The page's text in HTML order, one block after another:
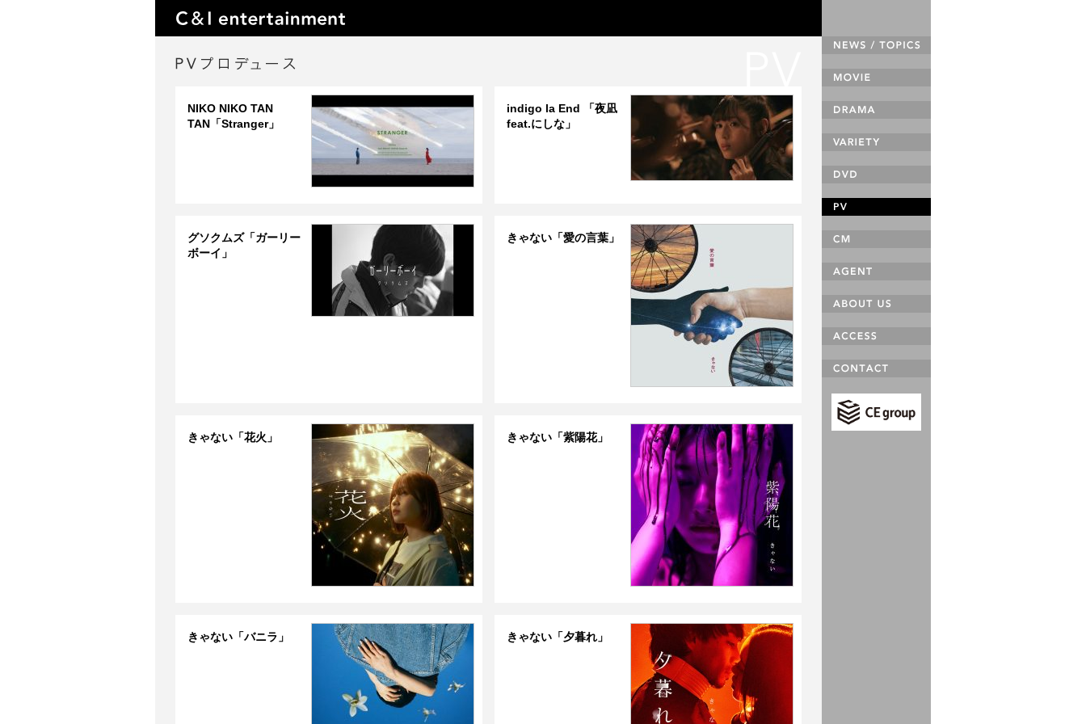
NIKO NIKO TAN
TAN「Stranger」
indigo la End 「夜凪
feat.にしな」
グソクムズ「ガーリー
ボーイ」
きゃない「愛の言葉」
きゃない「花火」 きゃない「紫陽花」
きゃない「バニラ」 きゃない「夕暮れ」